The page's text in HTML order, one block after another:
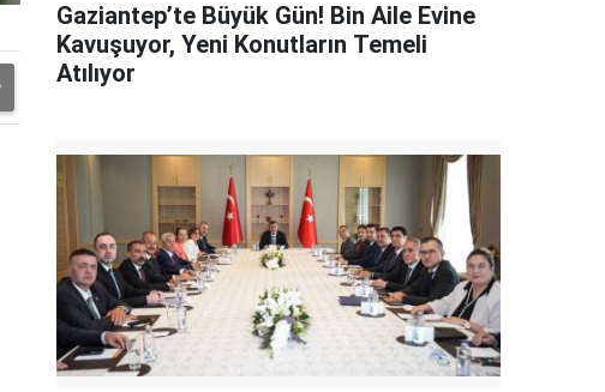
Gaziantep’te Büyük Gün! Bin Aile Evine
Kavuşuyor, Yeni Konutların Temeli
Atılıyor